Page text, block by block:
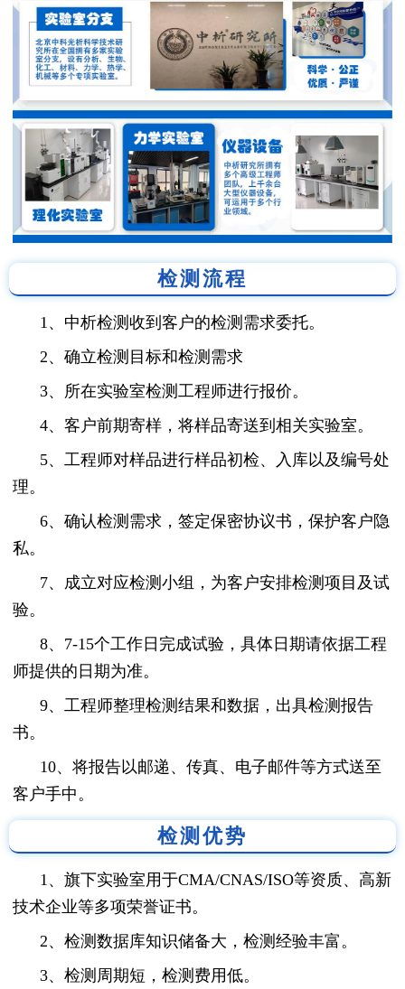
检测流程
1、中析检测收到客户的检测需求委托。
2、确立检测目标和检测需求
3、所在实验室检测工程师进行报价。
4、客户前期寄样，将样品寄送到相关实验室。
5、工程师对样品进行样品初检、入库以及编号处
理。
6、确认检测需求，签定保密协议书，保护客户隐
私。
7、成立对应检测小组，为客户安排检测项目及试
验。
8、7-15个工作日完成试验，具体日期请依据工程
师提供的日期为准。
9、工程师整理检测结果和数据，出具检测报告
书。
10、将报告以邮递、传真、电子邮件等方式送至
客户手中。
检测优势
1、旗下实验室用于CMA/CNAS/ISO等资质、高新
技术企业等多项荣誉证书。
2、检测数据库知识储备大，检测经验丰富。
3、检测周期短，检测费用低。